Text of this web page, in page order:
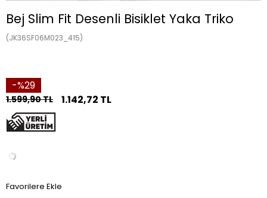
Bej Slim Fit Desenli Bisiklet Yaka Triko
(JK36SF06M023_415)
29
1.599,90 TL 1.142,72 TL
Favorilere Ekle